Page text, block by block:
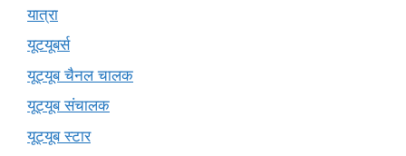
यात्रा
यूटयूबर्स
यूट्यूब चैनल चालक
यूट्यूब संचालक
यूट्यूब स्टार